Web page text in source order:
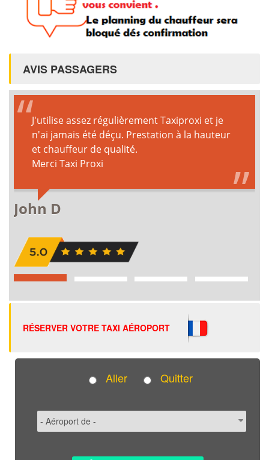
AVIS PASSAGERS
RÉSERVER VOTRE TAXI AÉROPORT
Aller Quitter